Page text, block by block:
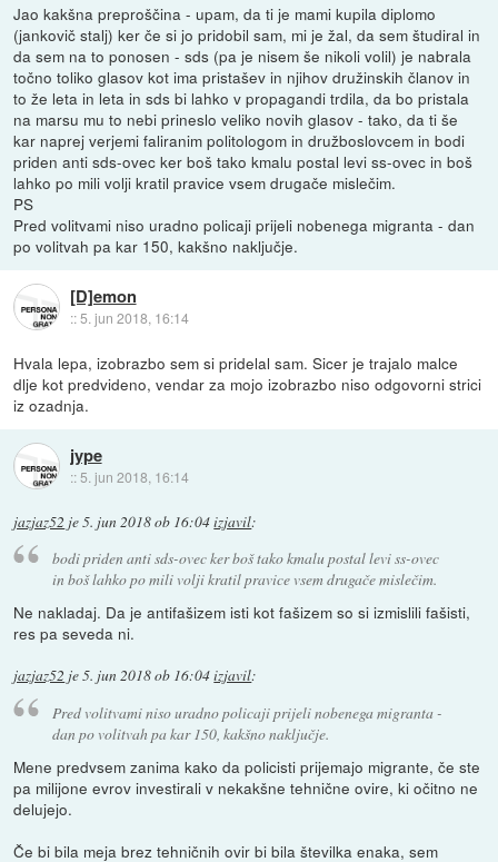
Jao kakšna preproščina - upam, da ti je mami kupila diplomo
(jankovič stalj) ker če si jo pridobil sam, mi je žal, da sem študiral in
da sem na to ponosen - sds (pa je nisem še nikoli volil) je nabrala
točno toliko glasov kot ima pristašev in njihov družinskih članov in
to že leta in leta in sds bi lahko v propagandi trdila, da bo pristala
na marsu mu to nebi prineslo veliko novih glasov - tako, da ti še
kar naprej verjemi faliranim politologom in družboslovcem in bodi
priden anti sds-ovec ker boš tako kmalu postal levi ss-ovec in boš
lahko po mili volji kratil pravice vsem drugače mislečim.
PS
Pred volitvami niso uradno policaji prijeli nobenega migranta - dan
po volitvah pa kar 150, kakšno naključje.
[D]emon
::5. jun 2018, 16:14
Hvala lepa, izobrazbo sem si pridelal sam. Sicer je trajalo malce
dlje kot predvideno, vendar za mojo izobrazbo niso odgovorni strici
iz ozadnja.
jype
:: 5. jun 2018, 16:14
jazjaz52 je5. jun 2018 ob 16:04izjavil:
bodi priden anti sds-ovec ker boš tako kmalu postal levi ss-ovec
in boš lahko po mili volji kratil pravice vsem drugače mislečim.
Ne nakladaj. Da je antifašizem isti kot fašizem so si izmislili fašisti,
res pa seveda ni.
jazjaz52 je5. jun 2018 ob 16:04izjavil:
Pred volitvami niso uradno policaji prijeli nobenega migranta -
dan po volitvah pa kar 150, kakšno naključje.
Mene predvsem zanima kako da policisti prijemajo migrante, če ste
pa milijone evrov investirali v nekakšne tehnične ovire, ki očitno ne
delujejo.
Če bi bila meja brez tehničnih ovir bi bila številka enaka, sem